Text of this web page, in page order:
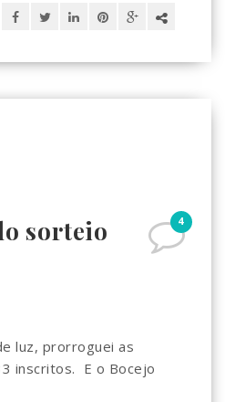
4
sorteio
luz, prorroguei as
inscritos. E o Bocejo